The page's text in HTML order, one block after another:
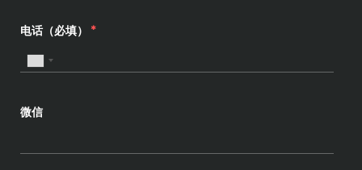
电话（必填） *
微信